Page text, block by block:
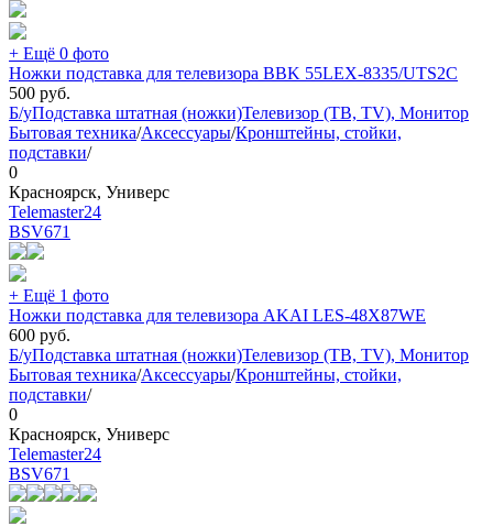
+ Ещё 0 фото
Ножки подставка для телевизора BBK 55LEX-8335/UTS2C
500 руб.
Б/уПодставка штатная (ножки)Телевизор (ТВ, TV), Монитор
Бытовая техника/Аксессуары/Кронштейны, стойки,
подставки/
0
Красноярск, Универс
Telemaster24
BSV671
+ Ещё 1 фото
Ножки подставка для телевизора AKAI LES-48X87WE
600 руб.
Б/уПодставка штатная (ножки)Телевизор (ТВ, TV), Монитор
Бытовая техника/Аксессуары/Кронштейны, стойки,
подставки/
0
Красноярск, Универс
Telemaster24
BSV671